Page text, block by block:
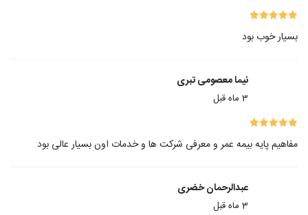
بسیار خوب بود
نیما معصومی تبری
3 ماه قبل
مفاهیم پایه بیمه عمر و معرفی شرکت ها و خدمات اون بسیار عالی بود
عبدالرحمان خضری
3 ماه قبل